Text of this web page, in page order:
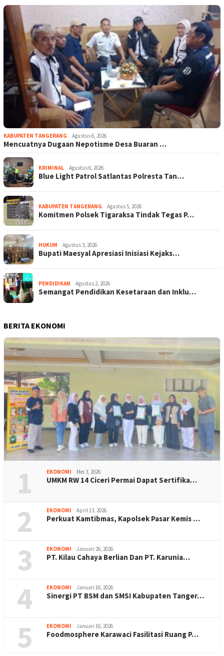
KABUPATEN TANGERANG Agustus 6, 2026
Mencuatnya Dugaan Nepotisme Desa Buaran …
KRIMINAL Agustus 6, 2026
Blue Light Patrol Satlantas Polresta Tan…
KABUPATEN TANGERANG Agustus 5, 2026
Komitmen Polsek Tigaraksa Tindak Tegas P…
HUKUM Agustus 3, 2026
Bupati Maesyal Apresiasi Inisiasi Kejaks…
PENDIDIKAN Agustus 2, 2026
Semangat Pendidikan Kesetaraan dan Inklu…
BERITA EKONOMI
1 EKONOMI Mei 3, 2026
UMKM RW 14 Ciceri Permai Dapat Sertifika…
2 EKONOMI April 13, 2026
Perkuat Kamtibmas, Kapolsek Pasar Kemis …
3 EKONOMI Januari 26, 2026
PT. Kilau Cahaya Berlian Dan PT. Karunia…
4 EKONOMI Januari 16, 2026
Sinergi PT BSM dan SMSI Kabupaten Tanger…
5 EKONOMI Januari 16, 2026
Foodmosphere Karawaci Fasilitasi Ruang P…